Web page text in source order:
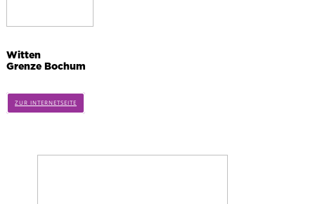
Witten
Grenze Bochum
ZUR INTERNETSEITE